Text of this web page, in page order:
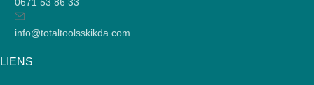
0671 53 86 33
info@totaltoolsskikda.com
LIENS